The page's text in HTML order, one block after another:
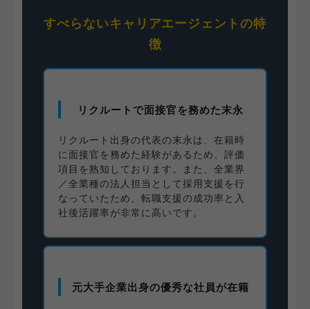
すべらないキャリアエージェントの特
徴
リクルートで面接官を務めた末永
リクルート出身の代表の末永は、在籍時
に面接官を務めた経験があるため、評価
項目を熟知しております。また、全業界
／全業種の法人担当として採用支援を行
なっていたため、転職支援の成功率と入
社後活躍率が非常に高いです。
元大手企業出身の優秀な社員が在籍